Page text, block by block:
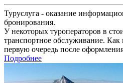
Туруслуга - оказание
бронирования.
У некоторых туроператоров в
транспортное обслуживание. Как
первую очередь после
Подробнее